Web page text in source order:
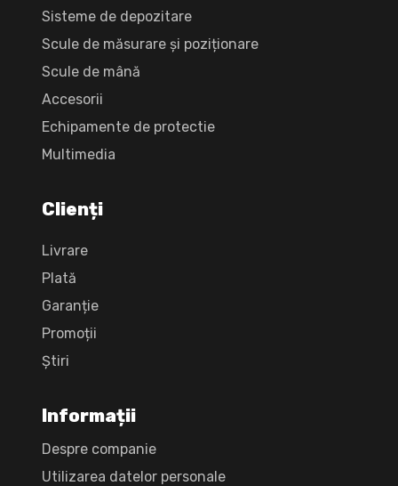
Sisteme de depozitare
Scule de măsurare și poziționare
Scule de mână
Accesorii
Echipamente de protectie
Multimedia
Clienți
Livrare
Plată
Garanție
Promoții
Știri
Informații
Despre companie
Utilizarea datelor personale